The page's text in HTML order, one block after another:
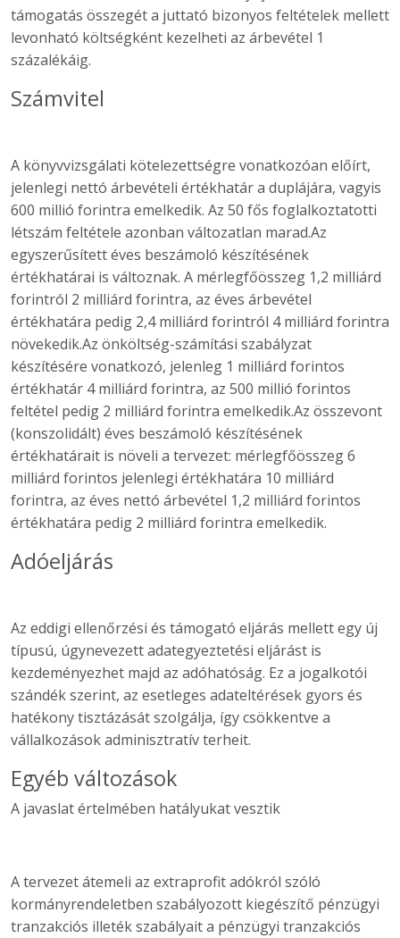
támogatás összegét a juttató bizonyos feltételek mellett
levonható költségként kezelheti az árbevétel 1
százalékáig.
Számvitel
A könyvvizsgálati kötelezettségre vonatkozóan előírt,
jelenlegi nettó árbevételi értékhatár a duplájára, vagyis
600 millió forintra emelkedik. Az 50 fős foglalkoztatotti
létszám feltétele azonban változatlan marad.Az
egyszerűsített éves beszámoló készítésének
értékhatárai is változnak. A mérlegfőösszeg 1,2 milliárd
forintról 2 milliárd forintra, az éves árbevétel
értékhatára pedig 2,4 milliárd forintról 4 milliárd forintra
növekedik.Az önköltség-számítási szabályzat
készítésére vonatkozó, jelenleg 1 milliárd forintos
értékhatár 4 milliárd forintra, az 500 millió forintos
feltétel pedig 2 milliárd forintra emelkedik.Az összevont
(konszolidált) éves beszámoló készítésének
értékhatárait is növeli a tervezet: mérlegfőösszeg 6
milliárd forintos jelenlegi értékhatára 10 milliárd
forintra, az éves nettó árbevétel 1,2 milliárd forintos
értékhatára pedig 2 milliárd forintra emelkedik.
Adóeljárás
Az eddigi ellenőrzési és támogató eljárás mellett egy új
típusú, úgynevezett adategyeztetési eljárást is
kezdeményezhet majd az adóhatóság. Ez a jogalkotói
szándék szerint, az esetleges adateltérések gyors és
hatékony tisztázását szolgálja, így csökkentve a
vállalkozások adminisztratív terheit.
Egyéb változások
A javaslat értelmében hatályukat vesztik
A tervezet átemeli az extraprofit adókról szóló
kormányrendeletben szabályozott kiegészítő pénzügyi
tranzakciós illeték szabályait a pénzügyi tranzakciós